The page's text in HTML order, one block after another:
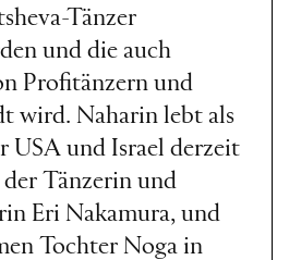
Tänzer
und die auch
Profitänzern und
wird. Naharin lebt als
USA und Israel derzeit
Tänzerin und
Eri Nakamura, und
Tochter Noga in